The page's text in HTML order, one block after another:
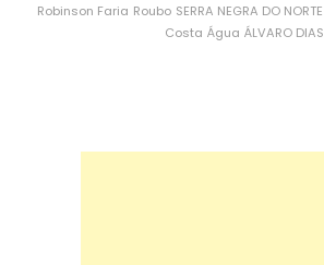
Robinson Faria Roubo SERRA NEGRA DO NORTE
Costa Água ÁLVARO DIAS